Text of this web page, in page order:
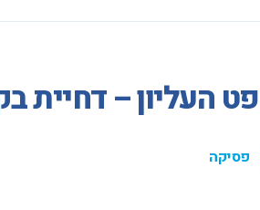
העליון –
פסיקה